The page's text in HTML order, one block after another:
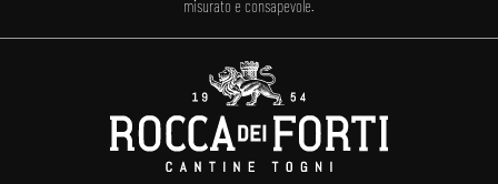
misurato e consapevole.